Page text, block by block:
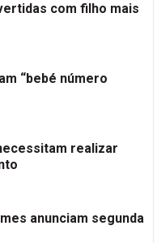
com filho mais
“bebé número
realizar
anunciam segunda